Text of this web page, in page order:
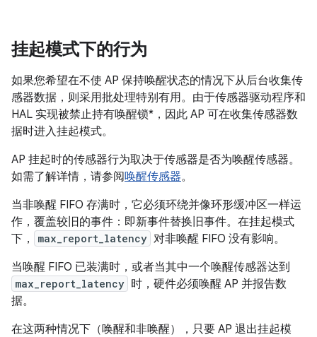
挂起模式下的行为
如果您希望在不使 AP 保持唤醒状态的情况下从后台收集传
感器数据，则采用批处理特别有用。由于传感器驱动程序和
HAL 实现被禁止持有唤醒锁*，因此 AP 可在收集传感器数
据时进入挂起模式。
AP 挂起时的传感器行为取决于传感器是否为唤醒传感器。
如需了解详情，请参阅唤醒传感器。
当非唤醒 FIFO 存满时，它必须环绕并像环形缓冲区一样运
作，覆盖较旧的事件：即新事件替换旧事件。在挂起模式
下，
max_report_latency 对非唤醒 FIFO 没有影响。
当唤醒 FIFO 已装满时，或者当其中一个唤醒传感器达到
max_report_latency 时，硬件必须唤醒 AP 并报告数
据。
在这两种情况下（唤醒和非唤醒），只要 AP 退出挂起模